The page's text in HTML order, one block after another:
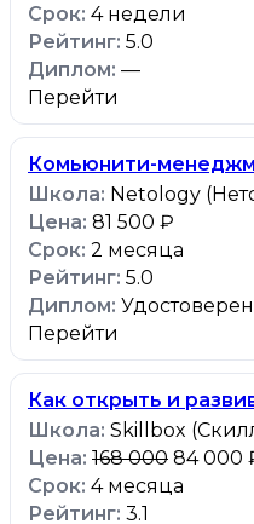
4 недели
5.0
—
Перейти
Комьюнити-
Netology
81 500 ₽
2 месяца
5.0
Перейти
Как открыть и
Skillbox
168 000 84 000
4 месяца
3.1